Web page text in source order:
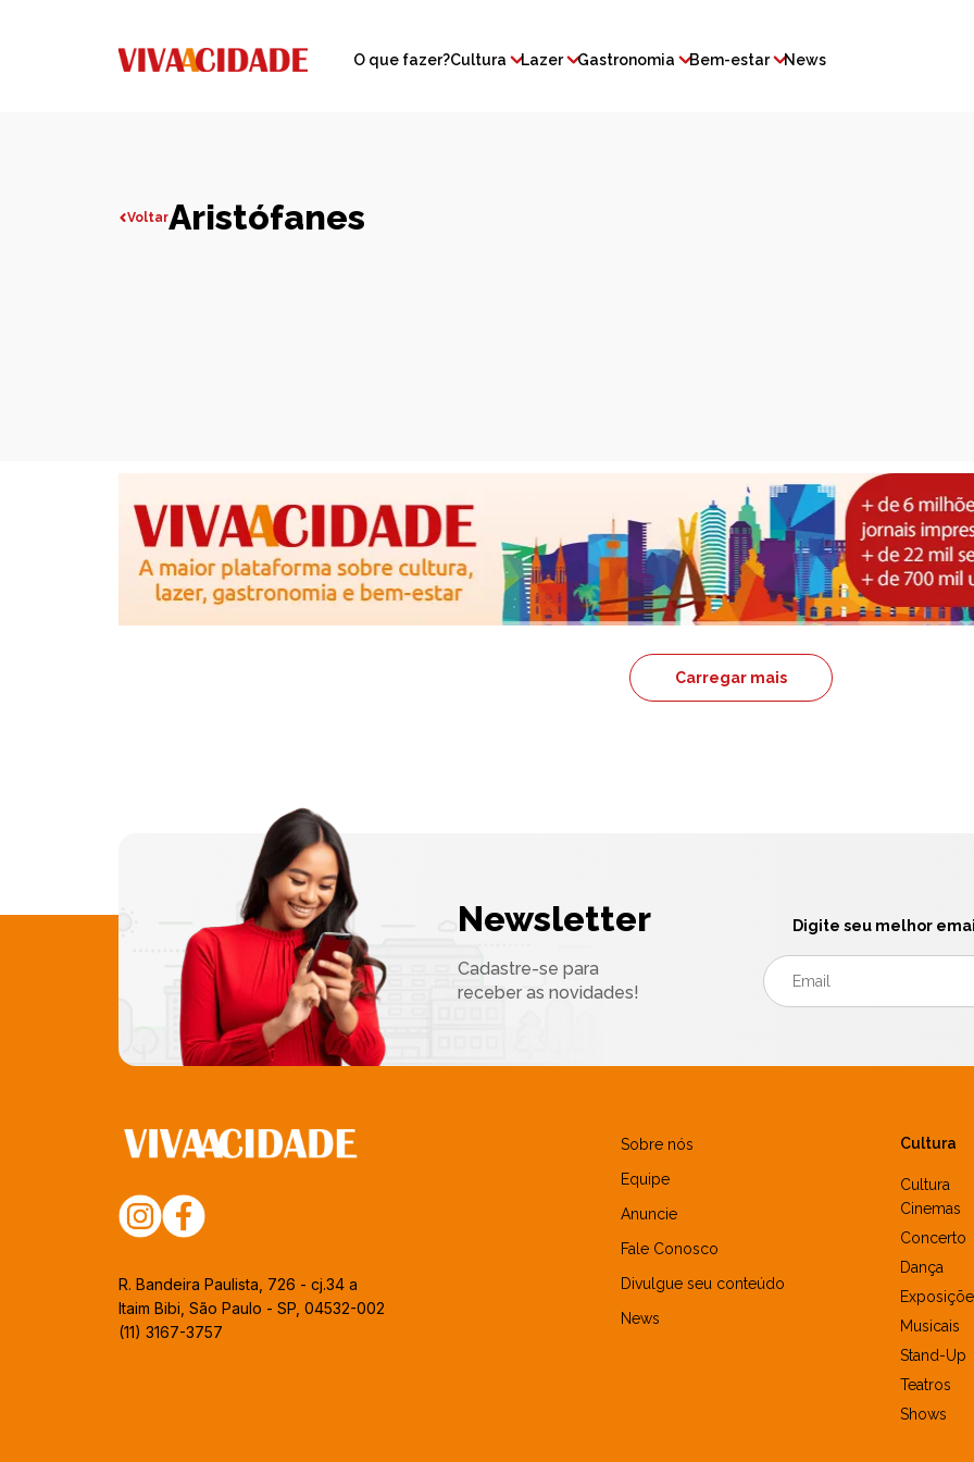
O que fazer?Cultura Lazer Gastronomia Bem-estar News
VoltarAristófanes
Carregar mais
Newsletter
Cadastre-se para
receber as novidades!
Digite seu melhor
R. Bandeira Paulista, 726 - cj.34 a
Itaim Bibi, São Paulo - SP, 04532-002
(11) 3167-3757
Sobre nós
Equipe
Anuncie
Fale Conosco
Divulgue seu conteúdo
News
Cultura
Cultura
Cinemas
Concerto
Dança
Musicais
Stand-Up
Teatros
Shows